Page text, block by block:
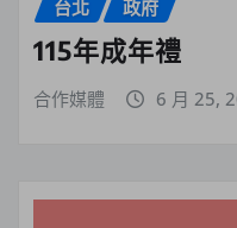
台北 政府
115年成年禮
合作媒體 6 月 25,